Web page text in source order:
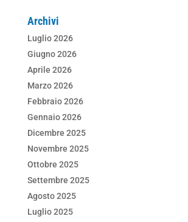
c
e
b
o
o
k
Archivi
Luglio 2026
Giugno 2026
Aprile 2026
Marzo 2026
Febbraio 2026
Gennaio 2026
Dicembre 2025
Novembre 2025
Ottobre 2025
Settembre 2025
Agosto 2025
Luglio 2025